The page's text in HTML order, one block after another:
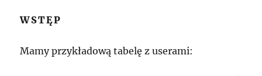
WSTĘP
Mamy przykładową tabelę z userami: